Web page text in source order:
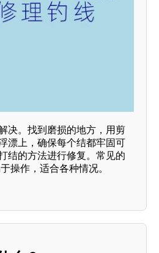
决。找到磨损的地方，用剪
漂上，确保每个结都牢固可
结的方法进行修复。常见的
操作，适合各种情况。